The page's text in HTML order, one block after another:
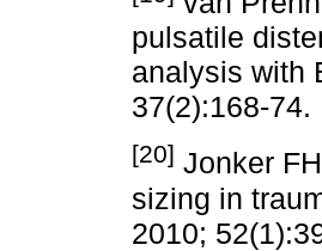
pulsatile
analysis with
37(2):168-
[20] Jonker
sizing in
2010;